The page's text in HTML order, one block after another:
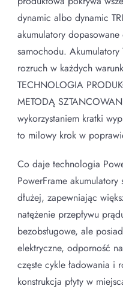
dynamic albo dynamic
akumulatory
samochodu. Akumulatory
rozruch w każdych
TECHNOLOGIA
METODĄ
wykorzystaniem kratki
to milowy krok w
Co daje technologia
PowerFrame
dłużej, zapewniając
natężenie przepływu
bezobsługowe, ale
elektryczne, odporność
częste cykle ładowania i
konstrukcja płyty w